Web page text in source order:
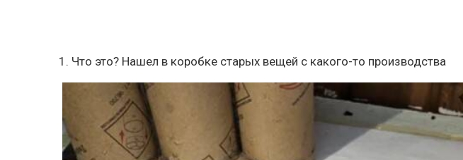
1. Что это? Нашел в коробке старых вещей с какого-то производства